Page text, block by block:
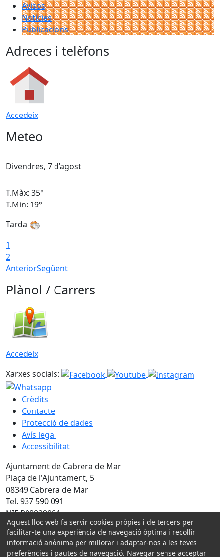
Avisos
Notícies
Publicacions
Adreces i telèfons
Accedeix
Meteo
Divendres, 7 d’agost
T.Màx: 35°
T.Min: 19°
Tarda
1
2
AnteriorSegüent
Plànol / Carrers
Accedeix
Xarxes socials:
Crèdits
Contacte
Protecció de dades
Avís legal
Accessibilitat
Ajuntament de Cabrera de Mar
Plaça de l'Ajuntament, 5
08349 Cabrera de Mar
Tel. 937 590 091
NIF P0802900A
Amb la col·laboració de:
Aquest lloc web fa servir cookies pròpies i de tercers per
facilitar-te una experiència de navegació òptima i recollir
informació anònima per millorar i adaptar-nos a les teves
preferències i pautes de navegació. Navegar sense acceptar